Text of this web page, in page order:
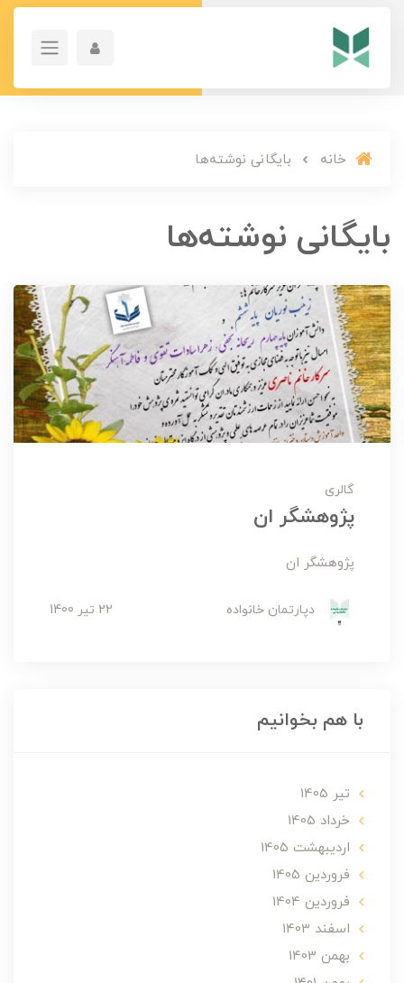
خانه بایگانی نوشته‌ها
بایگانی نوشته‌ها
گالری
پژوهشگر ان
پژوهشگر ان
دپارتمان خانواده 22 تير 1400
با هم بخوانیم
تير 1405
خرداد 1405
ارديبهشت 1405
فروردین 1405
فروردین 1404
اسفند 1403
بهمن 1403